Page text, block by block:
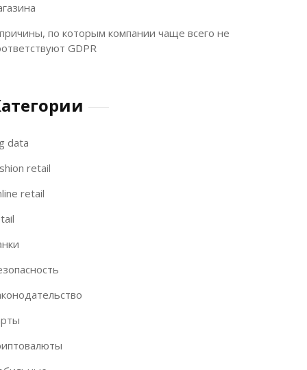
по которым компании чаще всего не
GDPR
data
retail
retail